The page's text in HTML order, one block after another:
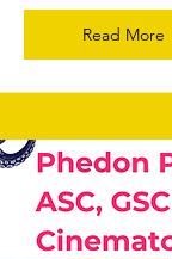
Read More